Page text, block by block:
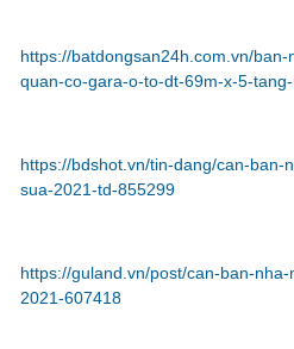
https://batdongsan24h.com.vn/
quan-co-gara-o-to-dt-69m-x-5-
https://bdshot.vn/tin-dang/can-
sua-2021-td-855299
https://guland.vn/post/can-ban-
2021-607418